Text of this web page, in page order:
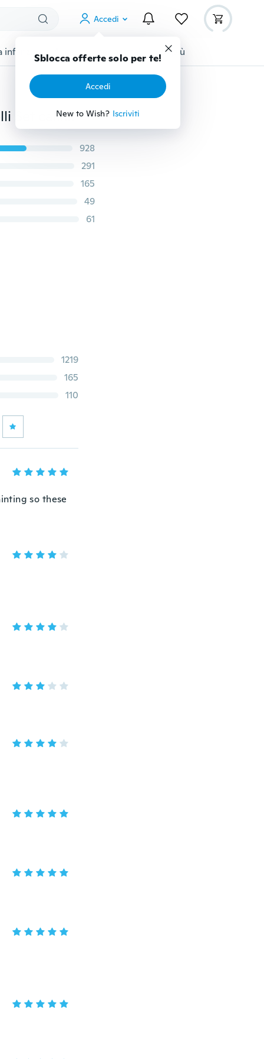
Accedi
Sblocca offerte solo per te!
Accedi
New to Wish? Iscriviti
infanzia Accessori per animali Di più
Penna inchiostro 3 / 6pcs pilota per pennello acquerelli Set calligrafia pittura ad acquerello
928
291
165
49
61
1219
165
110
so these